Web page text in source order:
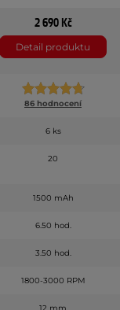
2 690 Kč
Detail produktu
86 hodnocení
6 ks
20
1500 mAh
6.50 hod.
3.50 hod.
1800-3000 RPM